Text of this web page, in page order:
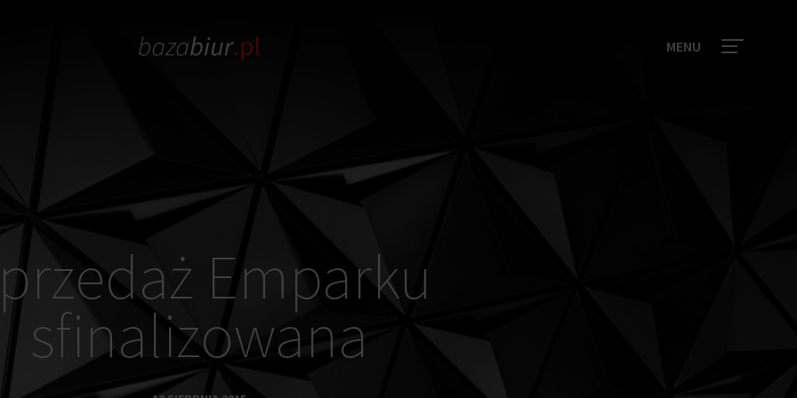
MENU
Emparku
sfinalizowana